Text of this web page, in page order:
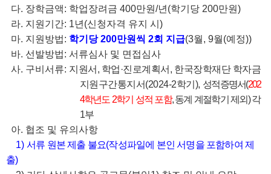
다. 장학금액: 학업장려금 400만원/년(학기당 200만원)
라. 지원기간: 1년(신청자격 유지 시)
마. 지원방법: 학기당 200만원씩 2회 지급(3월, 9월(예정))
바. 선발방법: 서류심사 및 면접심사
사. 구비서류: 지원서, 학업·진로계획서, 한국장학재단 학자금
지원구간통지서(2024-2학기), 성적증명서(202
4학년도 2학기 성적 포함, 동계 계절학기 제외)각
1부
아. 협조 및 유의사항
1) 서류 원본 제출 불요(작성파일에 본인 서명을 포함하여 제
출)